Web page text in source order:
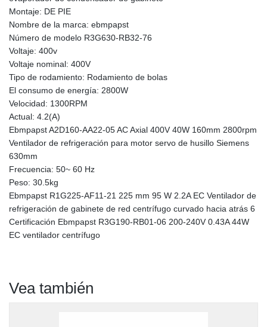
Montaje: DE PIE
Nombre de la marca: ebmpapst
Número de modelo R3G630-RB32-76
Voltaje: 400v
Voltaje nominal: 400V
Tipo de rodamiento: Rodamiento de bolas
El consumo de energía: 2800W
Velocidad: 1300RPM
Actual: 4.2(A)
Ebmpapst A2D160-AA22-05 AC Axial 400V 40W 160mm 2800rpm
Ventilador de refrigeración para motor servo de husillo Siemens
630mm
Frecuencia: 50~ 60 Hz
Peso: 30.5kg
Ebmpapst R1G225-AF11-21 225 mm 95 W 2.2A EC Ventilador de
refrigeración de gabinete de red centrífugo curvado hacia atrás 6
Certificación Ebmpapst R3G190-RB01-06 200-240V 0.43A 44W
EC ventilador centrífugo
Vea también